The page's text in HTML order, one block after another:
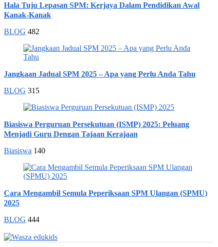
Hala Tuju Lepasan SPM: Kerjaya Dalam Pendidikan Awal
Kanak-Kanak
BLOG 482
Jangkaan Jadual SPM 2025 – Apa yang Perlu Anda Tahu
BLOG 315
Biasiswa Perguruan Persekutuan (ISMP) 2025: Peluang
Menjadi Guru Dengan Tajaan Kerajaan
Biasiswa 140
Cara Mengambil Semula Peperiksaan SPM Ulangan (SPMU)
2025
BLOG 444